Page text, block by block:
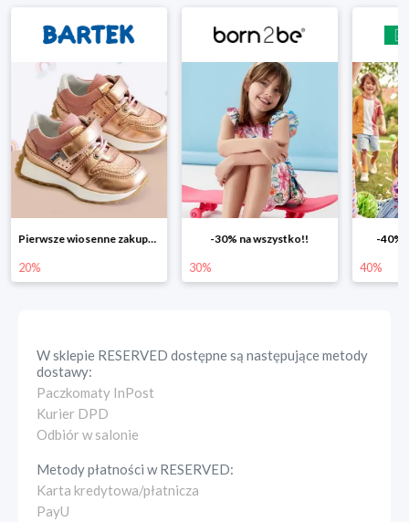
Pierwsze wiosenne zakupy -20%
20%
-30% na wszystko!!
30%
-40%
40%
W sklepie RESERVED dostępne są następujące metody
dostawy:
Paczkomaty InPost
Kurier DPD
Odbiór w salonie
Metody płatności wRESERVED:
Karta kredytowa/płatnicza
PayU